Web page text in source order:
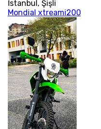
İstanbul , Şişli
Mondial xtreami200